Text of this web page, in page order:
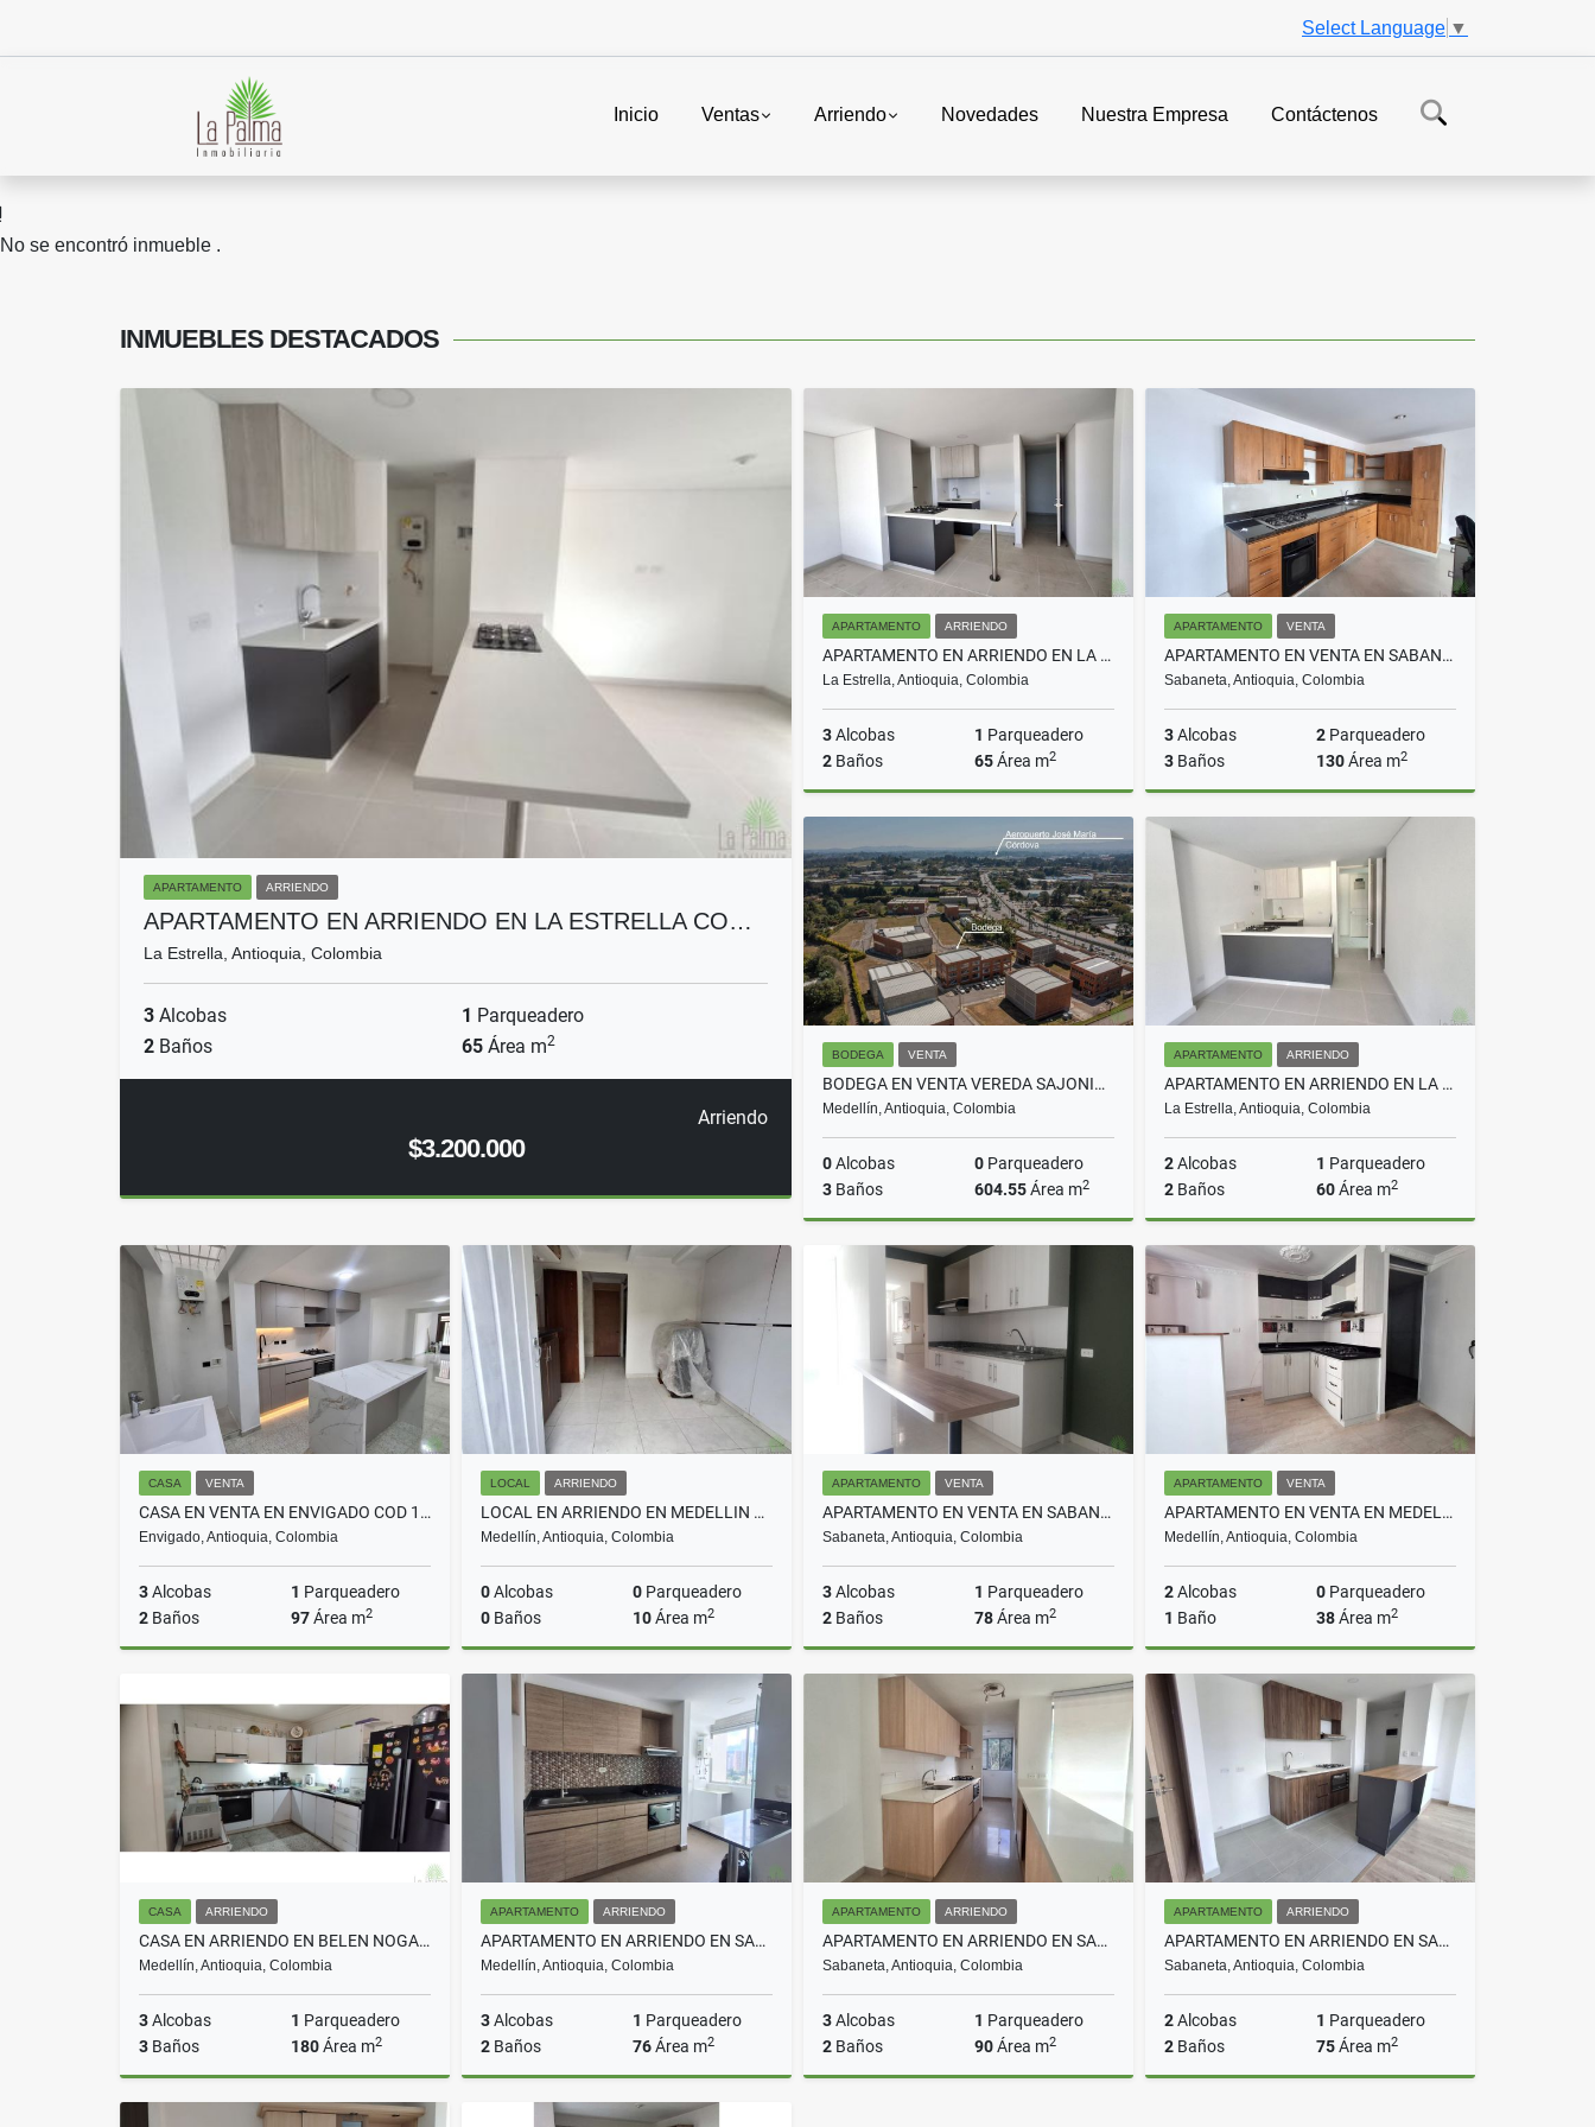
Select Language ▼
Inicio Ventas Arriendo Novedades Nuestra Empresa Contáctenos
No se encontró inmueble .
INMUEBLES DESTACADOS
APARTAMENTO ARRIENDO
APARTAMENTO EN ARRIENDO EN LA ESTRELLA CO…
La Estrella, Antioquia, Colombia
3 Alcobas 1 Parqueadero
2 Baños 65 Área m2
Arriendo
$3.200.000
APARTAMENTO ARRIENDO
APARTAMENTO EN ARRIENDO EN LA ESTRELLA COD 10725
La Estrella, Antioquia, Colombia
3Alcobas 1 Parqueadero
2 Baños 65Área m2
$2.800.000
APARTAMENTO VENTA
APARTAMENTO EN VENTA EN SABANETA COD 10590
Sabaneta, Antioquia, Colombia
3Alcobas 2 Parqueadero
3 Baños 130Área m2
Venta
$895.000.000
BODEGA VENTA
BODEGA EN VENTA VEREDA SAJONIA RIONEGRO COD 8831
Medellín, Antioquia, Colombia
0Alcobas 0 Parqueadero
3 Baños 604.55Área m2
APARTAMENTO ARRIENDO
APARTAMENTO EN ARRIENDO EN LA ESTRELLA COD 10727
La Estrella, Antioquia, Colombia
2Alcobas 1 Parqueadero
2 Baños 60Área m2
Arriendo
$2.600.000
CASA VENTA
CASA EN VENTA EN ENVIGADO COD 10753
Envigado, Antioquia, Colombia
3Alcobas 1 Parqueadero
2 Baños 97Área m2
$650.000.000
LOCAL ARRIENDO
LOCAL EN ARRIENDO EN MEDELLIN COD 10532
Medellín, Antioquia, Colombia
0Alcobas 0 Parqueadero
0 Baños 10Área m2
Arriendo
$700.000
APARTAMENTO VENTA
APARTAMENTO EN VENTA EN SABANETA COD 6850
Sabaneta, Antioquia, Colombia
3Alcobas 1 Parqueadero
2 Baños 78Área m2
Venta
$650.000.000
APARTAMENTO VENTA
APARTAMENTO EN VENTA EN MEDELLIN COD 10681
Medellín, Antioquia, Colombia
2Alcobas 0 Parqueadero
1 Baño 38Área m2
Venta
$190.000.000
CASA ARRIENDO
CASA EN ARRIENDO EN BELEN NOGAL COD 10484
Medellín, Antioquia, Colombia
3Alcobas 1 Parqueadero
3 Baños 180Área m2
Arriendo
APARTAMENTO ARRIENDO
APARTAMENTO EN ARRIENDO EN SABANETA COD 10702
Medellín, Antioquia, Colombia
3Alcobas 1 Parqueadero
2 Baños 76Área m2
Arriendo
APARTAMENTO ARRIENDO
APARTAMENTO EN ARRIENDO EN SABANETA COD 10711
Sabaneta, Antioquia, Colombia
3Alcobas 1 Parqueadero
2 Baños 90Área m2
APARTAMENTO ARRIENDO
APARTAMENTO EN ARRIENDO EN SABANETA COD 10663
Sabaneta, Antioquia, Colombia
2Alcobas 1 Parqueadero
2 Baños 75Área m2